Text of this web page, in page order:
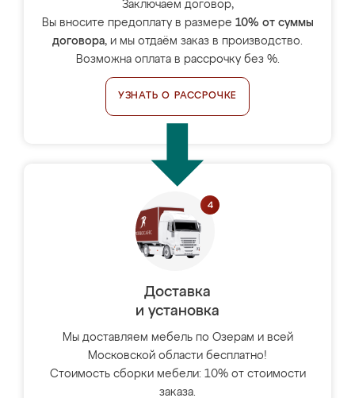
Заключаем договор,
Вы вносите предоплату в размере 10% от суммы
договора, и мы отдаём заказ в производство.
Возможна оплата в рассрочку без %.
УЗНАТЬ О РАССРОЧКЕ
Доставка
и установка
Мы доставляем мебель по Озерам и всей
Московской области бесплатно!
Стоимость сборки мебели: 10% от стоимости
заказа.